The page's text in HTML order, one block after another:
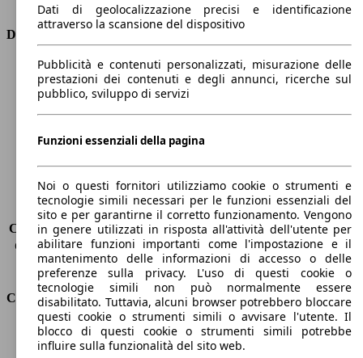
Dimensioni
Lunghezza
4410 mm
Altezza
1650 mm
Larghezza
Peso massimo
2017 kg
Sedili
5
Carico sul tetto
-
Capacità di traino (senza freni) -
Capacità di traino (con freni)
1850 kg
Volume del bagagliaio
572 - 2618 l
Consumi
Emissioni di CO2*
122 g/km (komb.)
Consumo (urbano)
6.8 l/100km
Dati di geolocalizzazione precisi e identificazione
attraverso la scansione del dispositivo
Pubblicità e contenuti personalizzati, misurazione delle
prestazioni dei contenuti e degli annunci, ricerche sul
pubblico, sviluppo di servizi
Funzioni essenziali della pagina
Noi o questi fornitori utilizziamo cookie o strumenti e
tecnologie simili necessari per le funzioni essenziali del
sito e per garantirne il corretto funzionamento. Vengono
in genere utilizzati in risposta all'attività dell'utente per
abilitare funzioni importanti come l'impostazione e il
mantenimento delle informazioni di accesso o delle
preferenze sulla privacy. L'uso di questi cookie o
tecnologie simili non può normalmente essere
disabilitato. Tuttavia, alcuni browser potrebbero bloccare
questi cookie o strumenti simili o avvisare l'utente. Il
blocco di questi cookie o strumenti simili potrebbe
influire sulla funzionalità del sito web.